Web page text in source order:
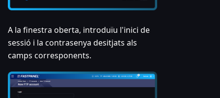
A la finestra oberta, introduïu l'inici de
sessió i la contrasenya desitjats als
camps corresponents.